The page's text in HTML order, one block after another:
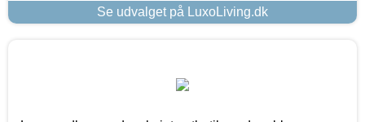
Se udvalget på LuxoLiving.dk